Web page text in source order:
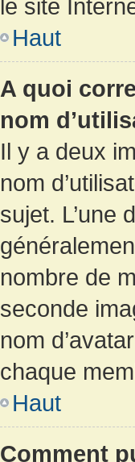
le site
Haut
A quoi
nom
Il y a deux
nom
sujet. L’une
nombre de
seconde
nom
chaque
Haut
Comment